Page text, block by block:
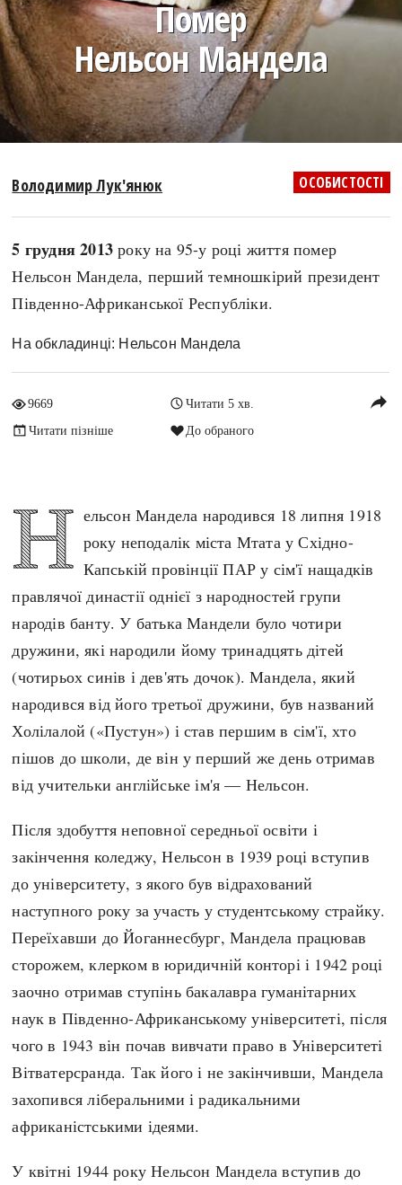
search
СЬОГОДНІ
ПРАВИЛА ЖИТТЯ
ПОДКАСТИ
КРУГЛІ ДАТИ
КАРТИ
НОТА БЕНЕ
ПРЯМА МОВА
МОЯ ІСТОРІЯ
Рубрики
Авіація і космонавтика
Архітектура і будівництво
Кримінал
Культура і мистецтво
Людина і суспільство
Наука, освіта і техніка
Особистості
Подорожі і відкриття
Розваги і дозвілля
Спорт
Чудеса світу
Україна
Княжа доба
Козацька доба
Україна незалежна
ЗНО
Австралія
Азія
Америка
А(нта)рктика
Африка
Європа
Хронологія
Античні часи
Темні віки
Високе Середньовіччя
Пізнє Середньовіччя
Нова історія
Новітня історія
Наш час
Нові статті
Популярні статті
Всі статті
Визначальні події
#Хештеги
Автори
done
Помер
Нельсон Мандела
ОСОБИСТОСТІ
Володимир Лук'янюк
5 грудня 2013 року на 95-у році життя помер
Нельсон Мандела, перший темношкірий президент
Південно-Африканської Республіки.
На обкладинці: Нельсон Мандела
9669
Читати 5 хв.
Читати пізніше
До обраного
reply
Н ельсон Мандела народився 18 липня 1918
року неподалік міста Мтата у Східно-
Капській провінції ПАР у сім'ї нащадків
правлячої династії однієї з народностей групи
народів банту. У батька Мандели було чотири
дружини, які народили йому тринадцять дітей
(чотирьох синів і дев'ять дочок). Мандела, який
народився від його третьої дружини, був названий
Холілалой («Пустун») і став першим в сім'ї, хто
пішов до школи, де він у перший же день отримав
від учительки англійське ім'я — Нельсон.
Після здобуття неповної середньої освіти і
закінчення коледжу, Нельсон в 1939 році вступив
до університету, з якого був відрахований
наступного року за участь у студентському страйку.
Переїхавши до Йоганнесбург, Мандела працював
сторожем, клерком в юридичній конторі і 1942 році
заочно отримав ступінь бакалавра гуманітарних
наук в Південно-Африканському університеті, після
чого в 1943 він почав вивчати право в Університеті
Вітватерсранда. Так його і не закінчивши, Мандела
захопився ліберальними і радикальними
африканістськими ідеями.
У квітні 1944 року Нельсон Мандела вступив до